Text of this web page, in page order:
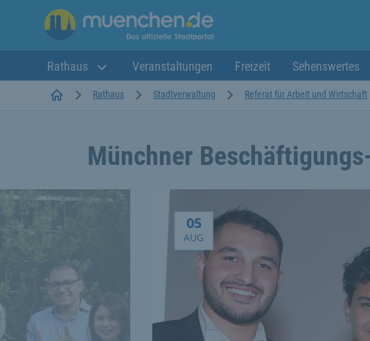
Rathaus Veranstaltungen Freizeit Sehenswertes
StartseiteRathaus Stadtverwaltung Referat für Arbeit und Wirtschaft
Münchner
Meldung vom 5.8.2026
05
AUG